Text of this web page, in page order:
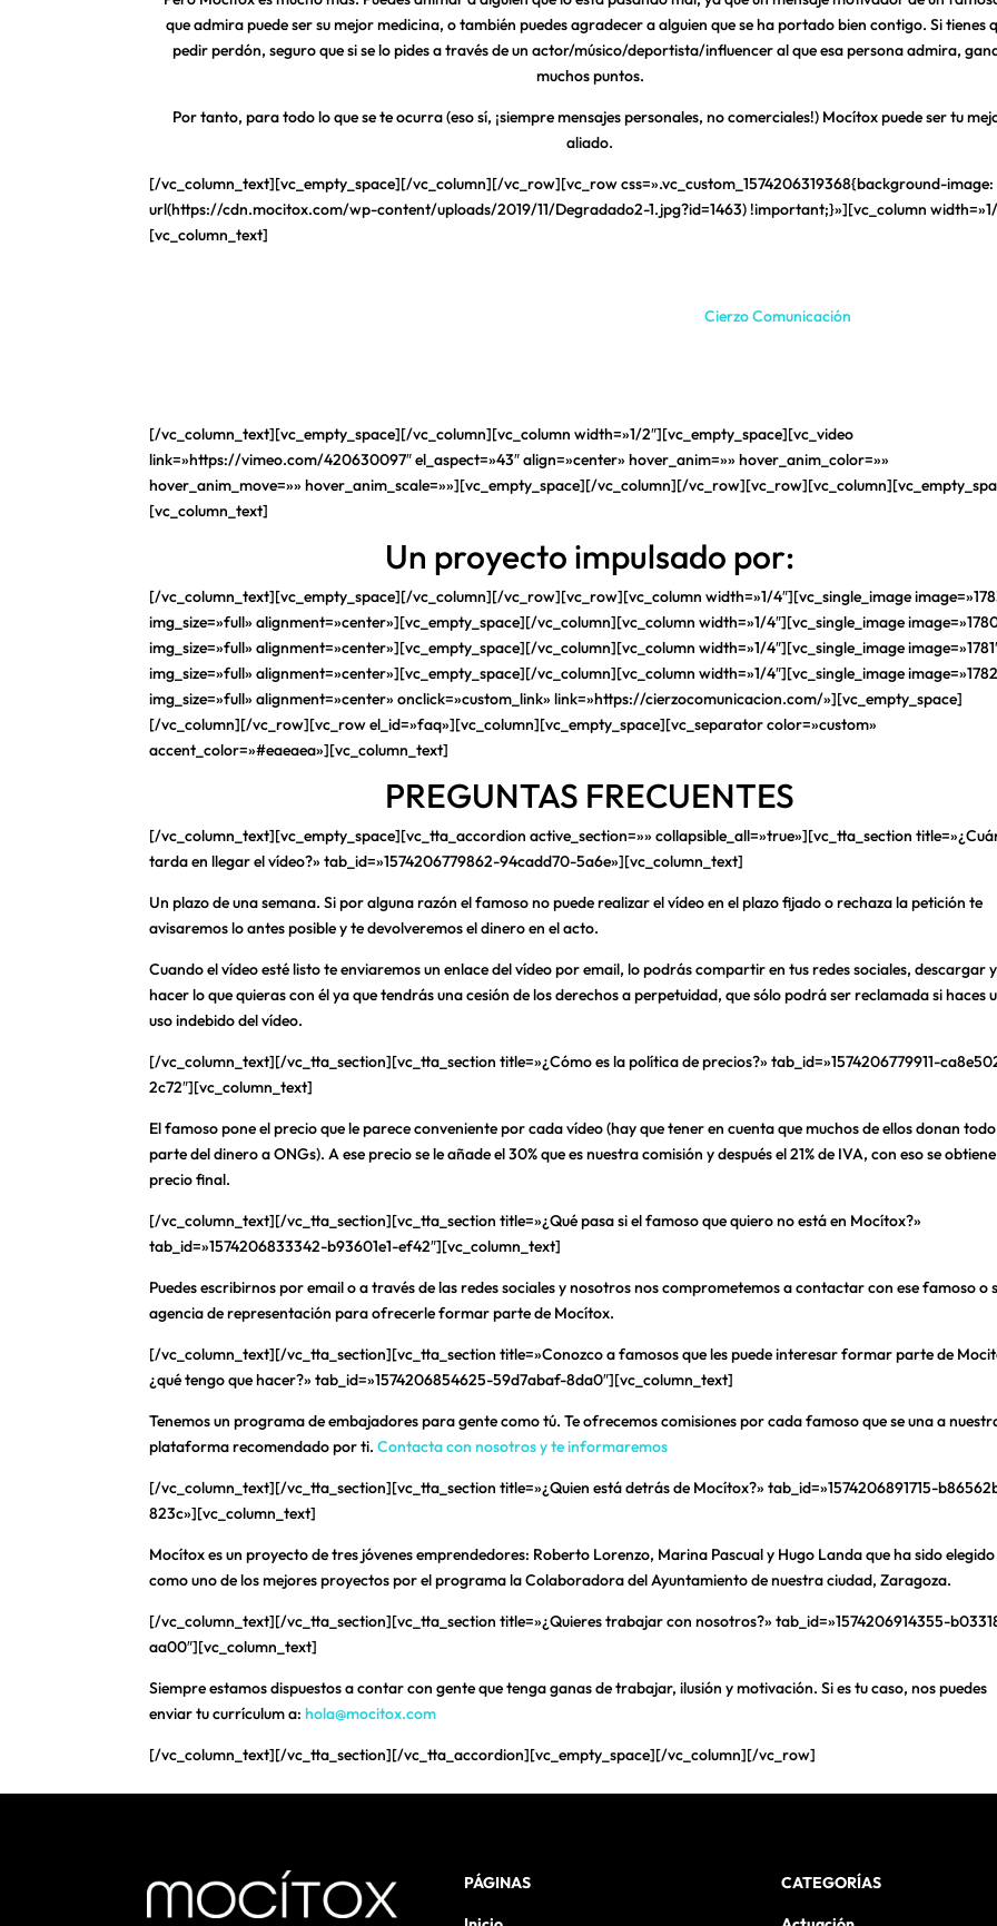
que admira puede ser su mejor medicina, o también puedes agradecer a alguien que se ha portado bien contigo. Si tienes
pedir perdón, seguro que si se lo pides a través de un actor/músico/deportista/influencer al que esa persona admira,
muchos puntos.
Por tanto, para todo lo que se te ocurra (eso sí, ¡siempre mensajes personales, no comerciales!) Mocítox puede ser tu
aliado.
[/vc_column_text][vc_empty_space][/vc_column][/vc_row][vc_row css=».vc_custom_1574206319368{background-image:
url(https://cdn.mocitox.com/wp-content/uploads/2019/11/Degradado2-1.jpg?id=1463) !important;}»][vc_column
[vc_column_text]
Mocítox es un proyecto impulsado por la agencia aragonesa de marketing digitalCierzo Comunicación
[/vc_column_text][vc_empty_space][/vc_column][vc_column width=»1/2″][vc_empty_space][vc_video
link=»https://vimeo.com/420630097″ el_aspect=»43″ align=»center» hover_anim=»» hover_anim_color=»»
hover_anim_move=»» hover_anim_scale=»»][vc_empty_space][/vc_column][/
[vc_column_text]
Un proyecto impulsado por:
[/vc_column_text][vc_empty_space][/vc_column][/vc_row][vc_row][vc_column width=»1/4″][vc_single_image
img_size=»full» alignment=»center»][vc_empty_space][/vc_column][vc_column width=»1/4″][vc_single_image
img_size=»full» alignment=»center»][vc_empty_space][/vc_column][vc_column width=»1/4″][vc_single_image
img_size=»full» alignment=»center»][vc_empty_space][/vc_column][vc_column width=»1/4″][vc_single_image
img_size=»full» alignment=»center» onclick=»custom_link» link=»https://cierzocomunicacion.com/»][vc_empty_space]
[/vc_column][/vc_row][vc_row el_id=»faq»][vc_column][vc_empty_space][vc_separator color=»custom»
accent_color=»#eaeaea»][vc_column_text]
PREGUNTAS FRECUENTES
[/vc_column_text][vc_empty_space][vc_tta_accordion active_section=»» collapsible_all=»true»][vc_tta_section
tarda en llegar el vídeo?» tab_id=»1574206779862-94cadd70-5a6e»][vc_column_text]
Un plazo de una semana. Si por alguna razón el famoso no puede realizar el vídeo en el plazo fijado o rechaza la petición te
avisaremos lo antes posible y te devolveremos el dinero en el acto.
Cuando el vídeo esté listo te enviaremos un enlace del vídeo por email, lo podrás compartir en tus redes sociales, descargar y
hacer lo que quieras con él ya que tendrás una cesión de los derechos a perpetuidad, que sólo podrá ser reclamada si haces
uso indebido del vídeo.
[/vc_column_text][/vc_tta_section][vc_tta_section title=»¿Cómo es la política de precios?» tab_id=»1574206779911-
2c72″][vc_column_text]
El famoso pone el precio que le parece conveniente por cada vídeo (hay que tener en cuenta que muchos de ellos donan
parte del dinero a ONGs). A ese precio se le añade el 30% que es nuestra comisión y después el 21% de IVA, con eso se
precio final.
[/vc_column_text][/vc_tta_section][vc_tta_section title=»¿Qué pasa si el famoso que quiero no está en Mocítox?»
tab_id=»1574206833342-b93601e1-ef42″][vc_column_text]
Puedes escribirnos por email o a través de las redes sociales y nosotros nos comprometemos a contactar con ese famoso o
agencia de representación para ofrecerle formar parte de Mocítox.
[/vc_column_text][/vc_tta_section][vc_tta_section title=»Conozco a famosos que les puede interesar formar parte de
¿qué tengo que hacer?» tab_id=»1574206854625-59d7abaf-8da0″][vc_column_text]
Tenemos un programa de embajadores para gente como tú. Te ofrecemos comisiones por cada famoso que se una a
plataforma recomendado por ti.Contacta con nosotros y te informaremos
[/vc_column_text][/vc_tta_section][vc_tta_section title=»¿Quien está detrás de Mocítox?» tab_id=»1574206891715-
823c»][vc_column_text]
Mocítox es un proyecto de tres jóvenes emprendedores: Roberto Lorenzo, Marina Pascual y Hugo Landa que ha sido elegido
como uno de los mejores proyectos por el programa la Colaboradora del Ayuntamiento de nuestra ciudad, Zaragoza.
[/vc_column_text][/vc_tta_section][vc_tta_section title=»¿Quieres trabajar con nosotros?» tab_id=»1574206914355-
aa00″][vc_column_text]
Siempre estamos dispuestos a contar con gente que tenga ganas de trabajar, ilusión y motivación. Si es tu caso, nos puedes
enviar tu currículum a:hola@mocitox.com
[/vc_column_text][/vc_tta_section][/vc_tta_accordion][vc_empty_space][/vc_column][/vc_row]
PÁGINAS CATEGORÍAS